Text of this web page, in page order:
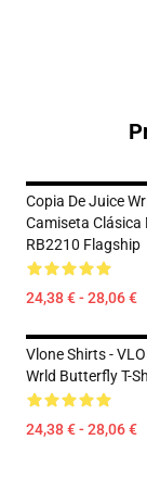
Copia De Juice
Camiseta Clásica
RB2210 Flagship
24,38 € - 28,06 €
Vlone Shirts -
Wrld Butterfly T-
24,38 € - 28,06 €